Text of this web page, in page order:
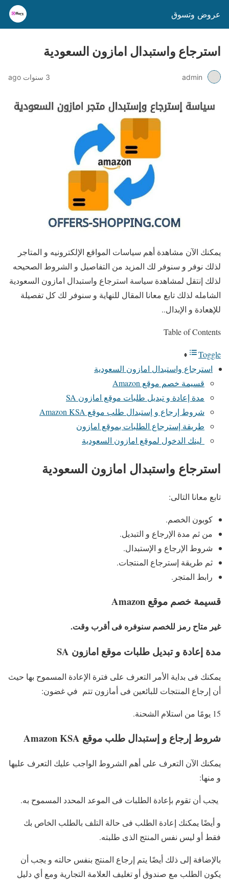
عروض وتسوق
استرجاع واستبدال امازون السعودية
admin 3 سنوات ago
يمكنك الآن مشاهدة أهم سياسات المواقع الإلكترونيه و المتاجر
لذلك نوفر و سنوفر لك المزيد من التفاصيل و الشروط الصحيحه
لذلك إنتقل لمشاهدة سياسة استرجاع واستبدال امازون السعودية
الشامله لذلك تابع معانا المقال للنهاية و سنوفر لك كل تفصيلة
للإهعادة و الإبدال..
Table of Contents
Toggle
استرجاع واستبدال امازون السعودية
قسيمة خصم موقع Amazon
مدة إعادة و تبديل طلبات موقع امازون SA
شروط إرجاع و إستبدال طلب موقع Amazon KSA
طريقة إسترجاع الطلبات بموقع امازون
لينك الدخول لموقع امازون السعودية
استرجاع واستبدال امازون السعودية
تابع معانا التالى:
كوبون الخصم.
من ثم مدة الإرجاع و التبديل.
شروط الإرجاع و الإستبدال.
ثم طريقة إسترجاع المنتجات.
رابط المتجر.
قسيمة خصم موقع Amazon
غير متاح رمز للخصم سنوفره فى أقرب وقت.
مدة إعادة و تبديل طلبات موقع امازون SA
يمكنك فى بداية الأمر التعرف على فترة الإعادة المسموح بها حيث
أن إرجاع المنتجات للبائعين فى أمازون تتم في غضون:
15 يومًا من استلام الشحنة.
شروط إرجاع و إستبدال طلب موقع Amazon KSA
يمكنك الآن التعرف على أهم الشروط الواجب عليك التعرف عليها
و منها:
يجب أن تقوم بإعادة الطلبات فى الموعد المحدد المسموح به.
و أيضًا يمكنك إعادة الطلب فى حالة التلف بالطلب الخاص بك
فقط أو ليس نفس المنتج الذى طلبته.
بالإضافة إلى ذلك أيضًا يتم إرجاع المنتج بنفس حالته و يجب أن
يكون الطلب مع صندوق أو تغليف العلامة التجارية ومع أي دليل